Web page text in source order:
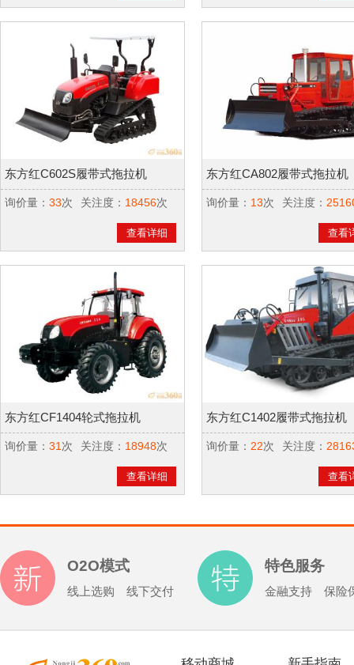
东方红C602S履带式拖拉机
询价量： 33次 关注度： 18456次
查看详细
东方红CA802履带式拖拉机
询价量： 13次 关注度：
查看
东方红CF1404轮式拖拉机
询价量： 31 次 关注度： 18948次
查看详细
东方红C1402履带式拖拉机
询价量： 22次 关注度：
查看
O2O模式
线上选购 线下交付
特色服务
金融支持 保险